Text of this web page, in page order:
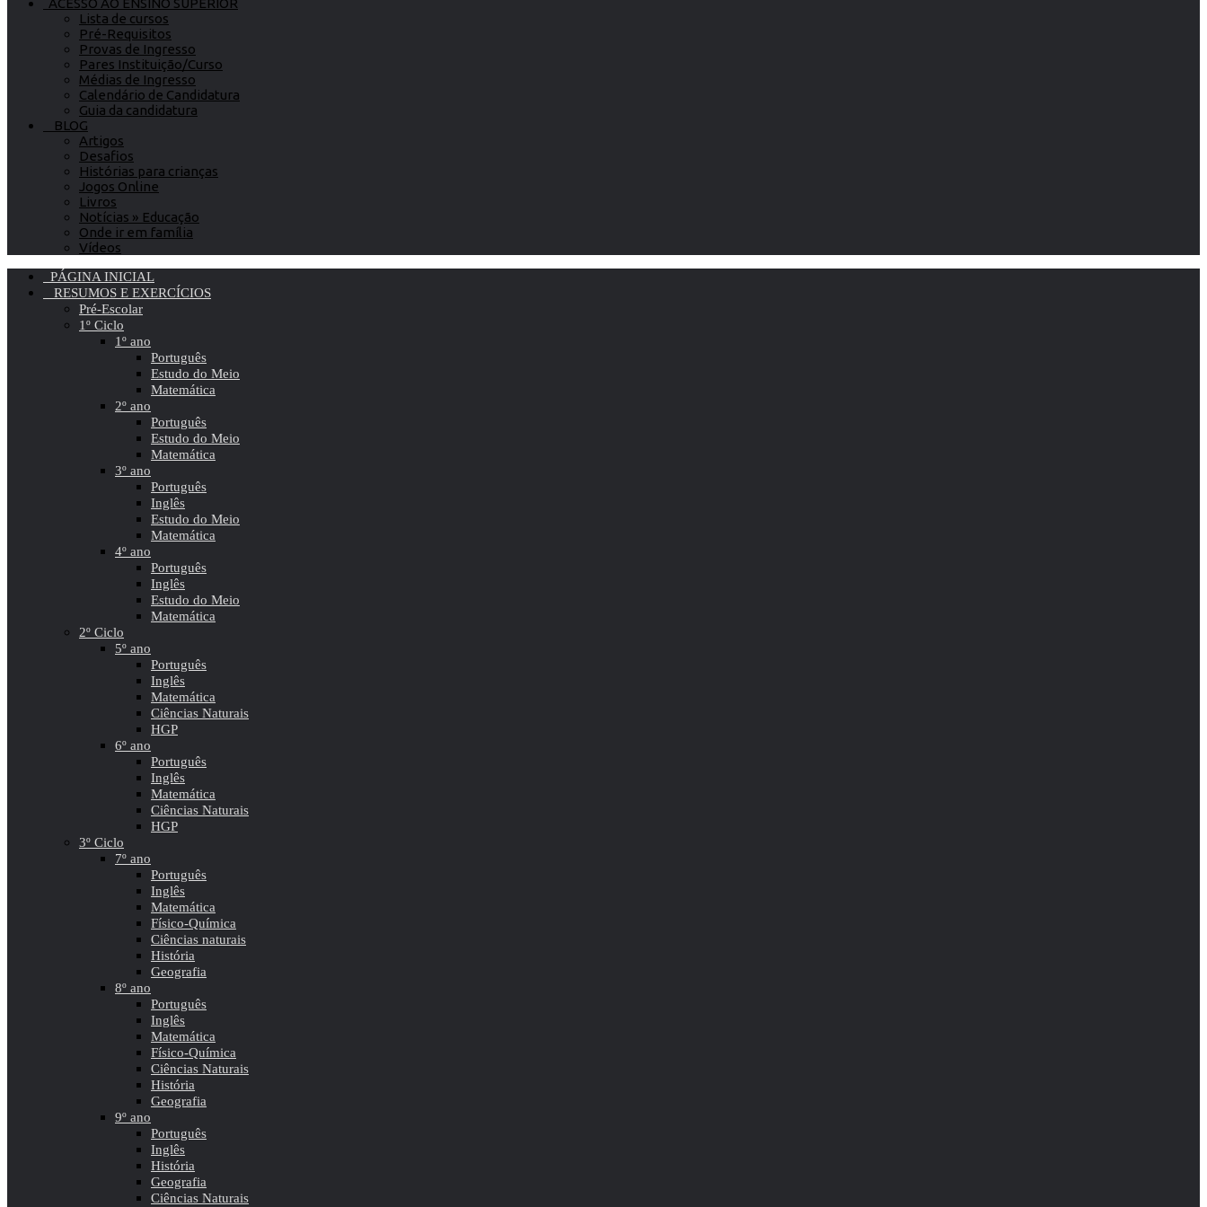
ACESSO AO ENSINO SUPERIOR
Lista de cursos
Pré-Requisitos
Provas de Ingresso
Pares Instituição/Curso
Médias de Ingresso
Calendário de Candidatura
Guia da candidatura
BLOG
Artigos
Desafios
Histórias para crianças
Jogos Online
Livros
Notícias » Educação
Onde ir em família
Vídeos
PÁGINA INICIAL
RESUMOS E EXERCÍCIOS
Pré-Escolar
1º Ciclo
1º ano
Português
Estudo do Meio
Matemática
2º ano
Português
Estudo do Meio
Matemática
3º ano
Português
Inglês
Estudo do Meio
Matemática
4º ano
Português
Inglês
Estudo do Meio
Matemática
2º Ciclo
5º ano
Português
Inglês
Matemática
Ciências Naturais
HGP
6º ano
Português
Inglês
Matemática
Ciências Naturais
HGP
3º Ciclo
7º ano
Português
Inglês
Matemática
Físico-Química
Ciências naturais
História
Geografia
8º ano
Português
Inglês
Matemática
Físico-Química
Ciências Naturais
História
Geografia
9º ano
Português
Inglês
História
Geografia
Ciências Naturais